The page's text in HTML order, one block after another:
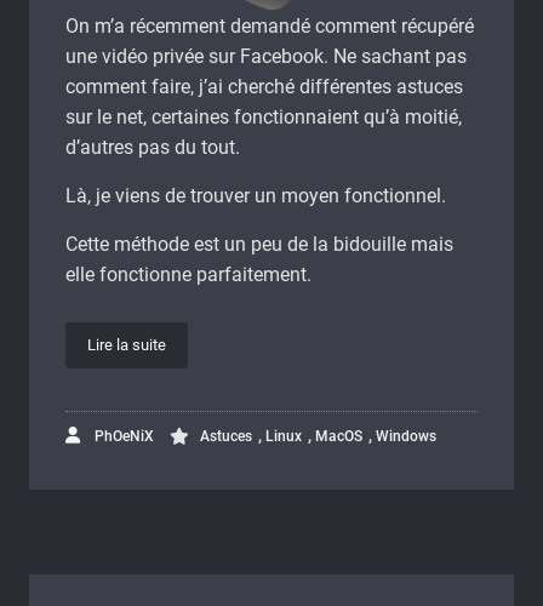
On m’a récemment demandé comment récupéré
une vidéo privée sur Facebook. Ne sachant pas
comment faire, j’ai cherché différentes astuces
sur le net, certaines fonctionnaient qu’à moitié,
d’autres pas du tout.
Là, je viens de trouver un moyen fonctionnel.
Cette méthode est un peu de la bidouille mais
elle fonctionne parfaitement.
Lire la suite
PhOeNiX Astuces , Linux , MacOS , Windows